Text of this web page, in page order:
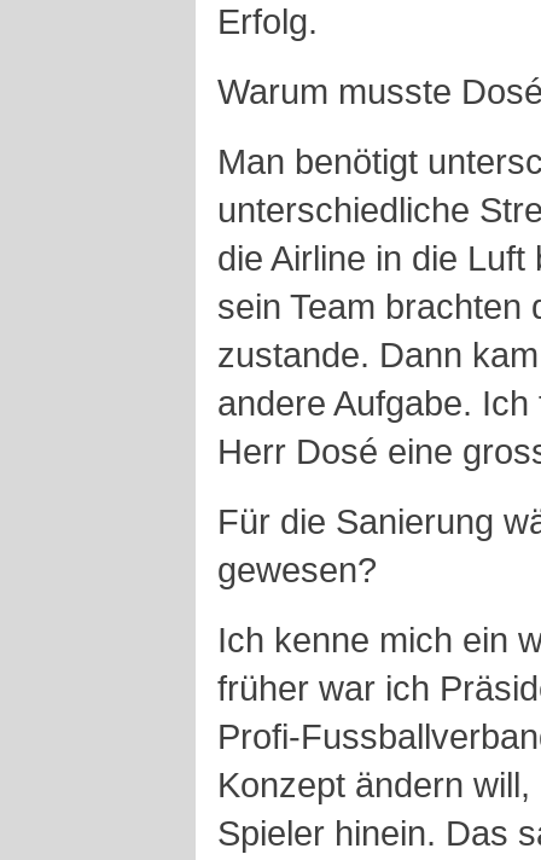
Erfolg.
Warum musste
Man benötigt
unterschiedliche
die Airline in die
sein Team brachten
zustande. Dann
andere Aufgabe.
Herr Dosé eine
Für die Sanierung
gewesen?
Ich kenne mich ein
früher war ich
Profi-
Konzept ändern
Spieler hinein. Das